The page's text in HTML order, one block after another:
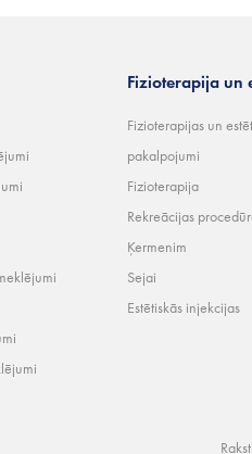
Fizioterapija un
Fizioterapijas un
pakalpojumi
Fizioterapija
Rekreācijas
Ķermenim
Sejai
Estētiskās injekcijas
Raksti